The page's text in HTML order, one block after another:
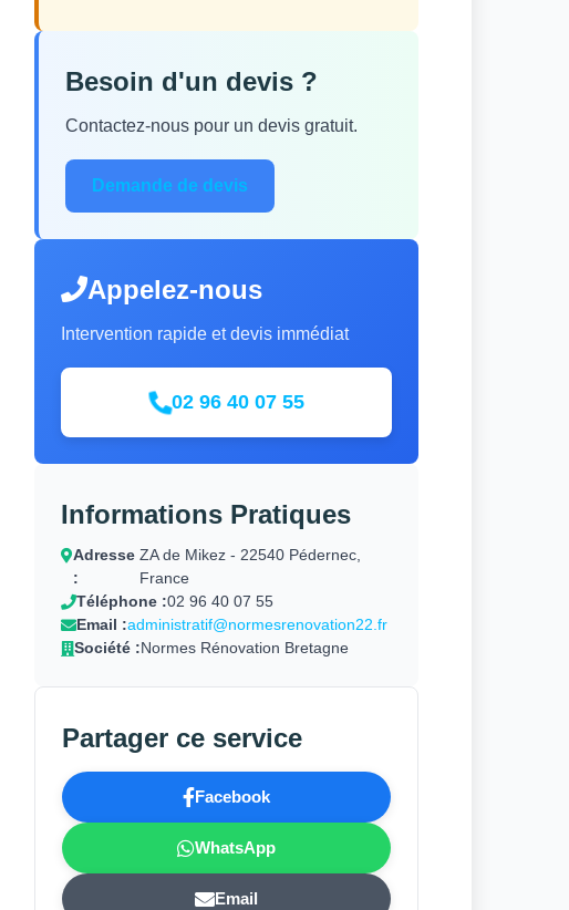
Besoin d'un devis ?
Contactez-nous pour un devis gratuit.
Demande de devis
Appelez-nous
Intervention rapide et devis immédiat
02 96 40 07 55
Informations Pratiques
Adresse
:
ZA de Mikez - 22540 Pédernec,
France
Téléphone :02 96 40 07 55
Email :administratif@normesrenovation22.fr
Société :Normes Rénovation Bretagne
Partager ce service
Facebook
WhatsApp
Email